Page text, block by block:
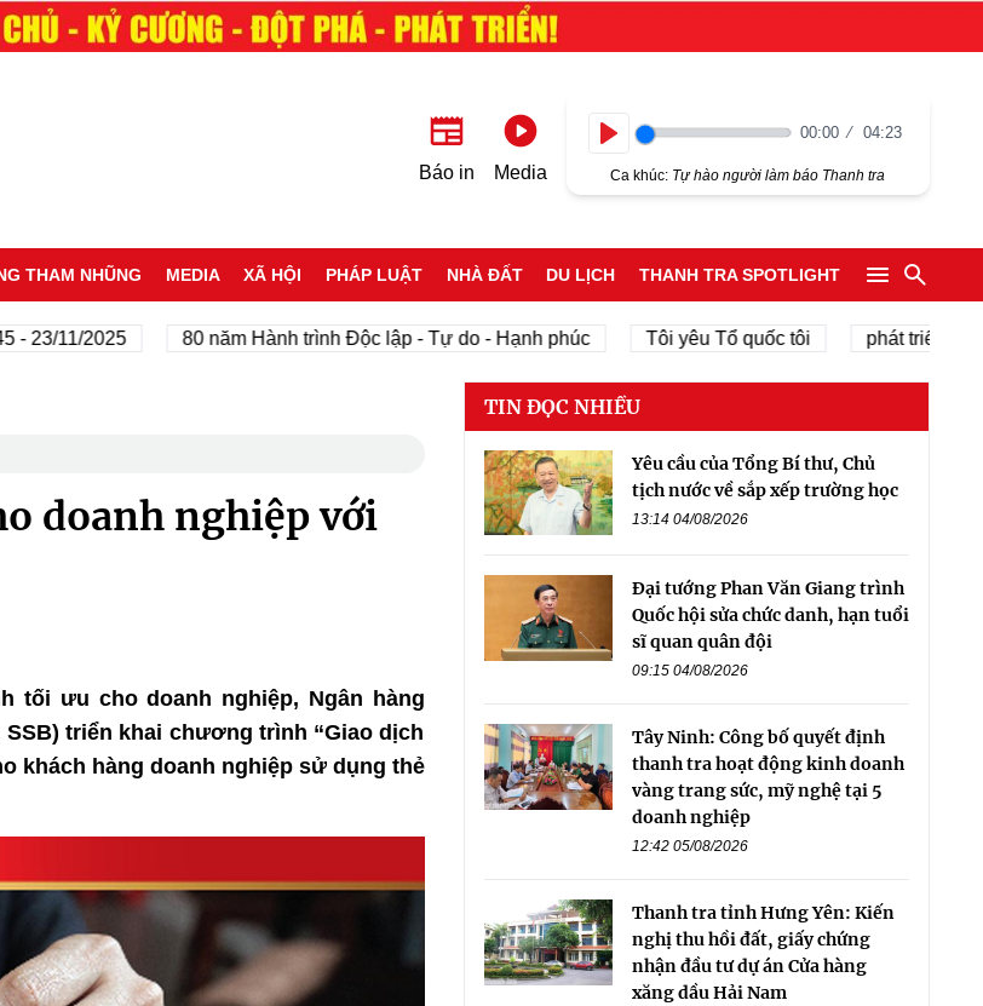
Báo in Media
00:00 04:23
Ca khúc: Tự hào người làm báo Thanh tra
THAM NHŨNG MEDIA XÃ HỘI PHÁP LUẬT NHÀ ĐẤT DU LỊCH THANH TRA SPOTLIGHT
11/2025 80 năm Hành trình Độc lập - Tự do - Hạnh phúc Tôi yêu Tổ quốc tôi phát triển kinh tế tư
doanh nghiệp với
tối ưu cho doanh nghiệp, Ngân hàng
triển khai chương trình “Giao dịch
khách hàng doanh nghiệp sử dụng thẻ
TIN ĐỌC NHIỀU
Yêu cầu của Tổng Bí thư, Chủ
tịch nước về sắp xếp trường học
13:14 04/08/2026
Đại tướng Phan Văn Giang trình
Quốc hội sửa chức danh, hạn tuổi
sĩ quan quân đội
09:15 04/08/2026
Tây Ninh: Công bố quyết định
thanh tra hoạt động kinh doanh
vàng trang sức, mỹ nghệ tại 5
doanh nghiệp
12:42 05/08/2026
Thanh tra tỉnh Hưng Yên: Kiến
nghị thu hồi đất, giấy chứng
nhận đầu tư dự án Cửa hàng
xăng dầu Hải Nam